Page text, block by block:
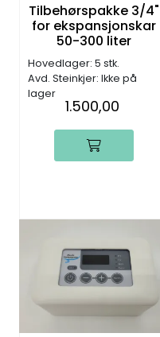
Tilbehørspakke 3/4"
for ekspansjonskar
50-300 liter
Hovedlager: 5 stk.
Avd. Steinkjer: Ikke på
lager
1.500,00